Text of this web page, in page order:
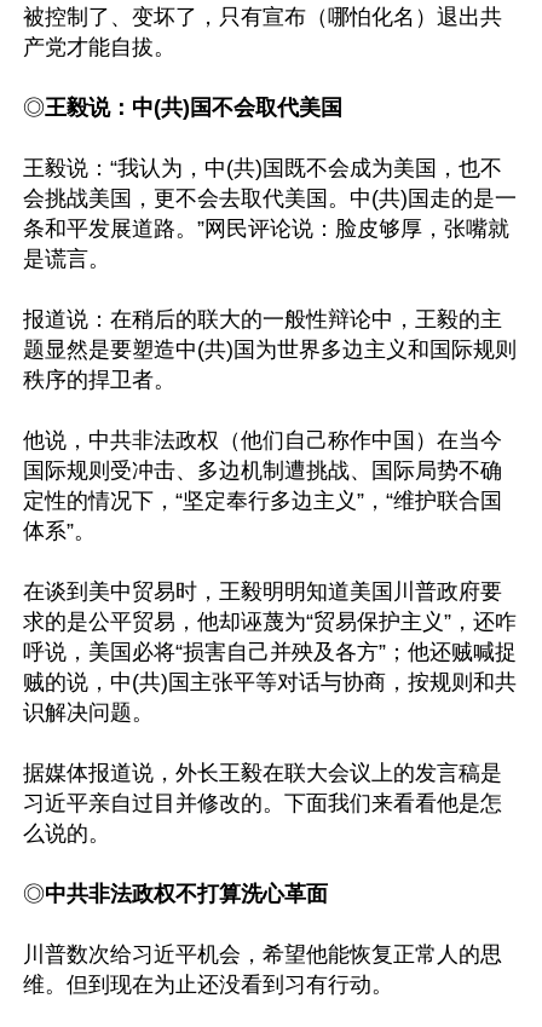
被控制了、变坏了，只有宣布（哪怕化名）退出共
产党才能自拔。
◎王毅说：中(共)国不会取代美国
王毅说：“我认为，中(共)国既不会成为美国，也不
会挑战美国，更不会去取代美国。中(共)国走的是一
条和平发展道路。”网民评论说：脸皮够厚，张嘴就
是谎言。
报道说：在稍后的联大的一般性辩论中，王毅的主
题显然是要塑造中(共)国为世界多边主义和国际规则
秩序的捍卫者。
他说，中共非法政权（他们自己称作中国）在当今
国际规则受冲击、多边机制遭挑战、国际局势不确
定性的情况下，“坚定奉行多边主义”，“维护联合国
体系”。
在谈到美中贸易时，王毅明明知道美国川普政府要
求的是公平贸易，他却诬蔑为“贸易保护主义”，还咋
呼说，美国必将“损害自己并殃及各方”；他还贼喊捉
贼的说，中(共)国主张平等对话与协商，按规则和共
识解决问题。
据媒体报道说，外长王毅在联大会议上的发言稿是
习近平亲自过目并修改的。下面我们来看看他是怎
么说的。
◎中共非法政权不打算洗心革面
川普数次给习近平机会，希望他能恢复正常人的思
维。但到现在为止还没看到习有行动。